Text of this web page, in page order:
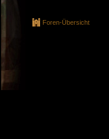
Foren-Übersicht